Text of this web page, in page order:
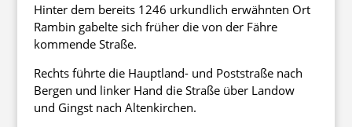
Hinter dem bereits 1246 urkundlich erwähnten Ort
Rambin gabelte sich früher die von der Fähre
kommende Straße.
Rechts führte die Hauptland- und Poststraße nach
Bergen und linker Hand die Straße über Landow
und Gingst nach Altenkirchen.